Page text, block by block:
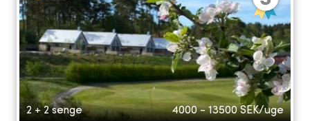
2 + 2 senge 4000 - 13500 SEK/uge